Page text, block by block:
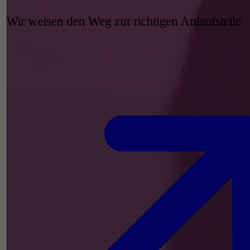
Wir weisen den Weg zur richtigen Anlaufstelle